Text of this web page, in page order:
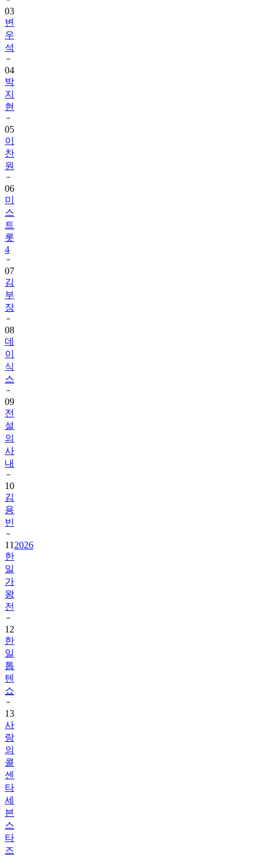
03
변
우
석
04
박
지
현
05
이
찬
원
06
미
스
트
롯
4
07
김
부
장
08
데
이
식
스
09
전
설
의
사
내
10
김
용
빈
11 2026
한
일
가
왕
전
12
한
일
톱
텐
쇼
13
사
랑
의
콜
센
타
세
븐
스
타
즈